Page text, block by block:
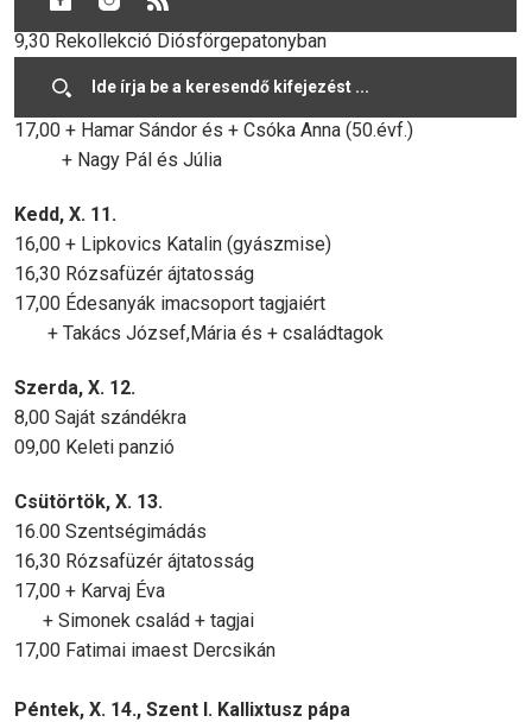
Hétfő, X. 10.
9,30 Rekollekció Diósförgepatonyban
16,30 Rózsafüzér ájtatosság
17,00 + Hamar Sándor és + Csóka Anna (50.évf.)
+ Nagy Pál és Júlia
Kedd, X. 11.
16,00 + Lipkovics Katalin (gyászmise)
16,30 Rózsafüzér ájtatosság
17,00 Édesanyák imacsoport tagjaiért
+ Takács József,Mária és + családtagok
Szerda, X. 12.
8,00 Saját szándékra
09,00 Keleti panzió
Csütörtök, X. 13.
16.00 Szentségimádás
16,30 Rózsafüzér ájtatosság
17,00 + Karvaj Éva
+ Simonek család + tagjai
17,00 Fatimai imaest Dercsikán
Péntek, X. 14., Szent I. Kallixtusz pápa